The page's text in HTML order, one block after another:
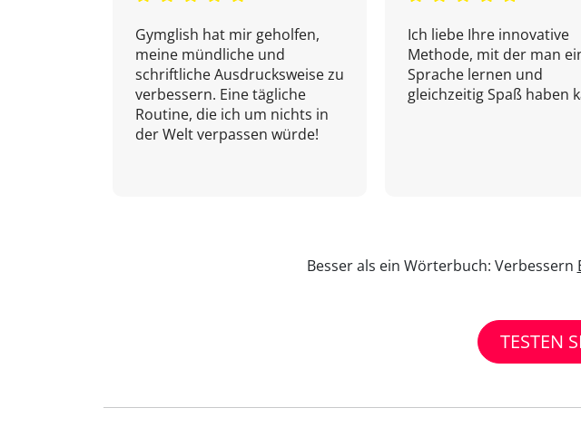
Gymglish hat mir geholfen,
meine mündliche und
schriftliche Ausdrucksweise zu
verbessern. Eine tägliche
Routine, die ich um nichts in
der Welt verpassen würde!
Ich liebe Ihre innovative
Methode, mit der man
Sprache lernen und
gleichzeitig Spaß haben
Besser als ein Wörterbuch: Verbessern
TESTEN